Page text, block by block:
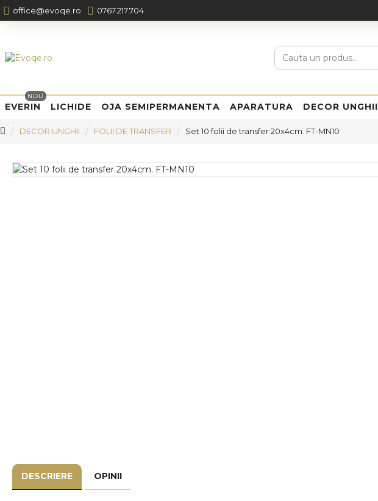
office@evoqe.ro 0767.217.704
EVERIN
NOU
LICHIDE OJA SEMIPERMANENTA APARATURA DECOR UNGHII
DECOR UNGHII FOLII DE TRANSFER Set 10 folii de transfer 20x4cm. FT-MN10
DESCRIERE OPINII